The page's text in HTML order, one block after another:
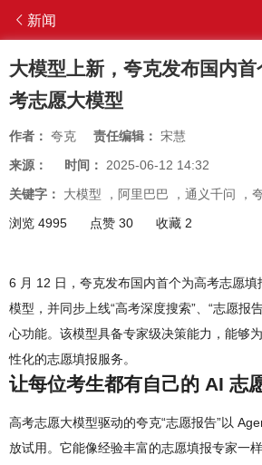
新闻
大模型上新，夸克发布国内
考志愿大模型
作者： 夸克 责任编辑： 宋慧
来源：
时间： 2025-06-12 14:32
关键字： 大模型 ， 阿里巴巴 ， 通义千问 ，
浏览 4995
点赞 30 收藏 2
6 月 12 日，夸克发布国内首个为高考志愿
模型，并同步上线“高考深度搜索”、“志愿报
心功能。该模型具备专家级决策能力，能够
性化的志愿填报服务。
让每位考生都有自己的 AI 志
高考志愿大模型驱动的夸克“志愿报告”以
放试用。它能像经验丰富的志愿填报专家一